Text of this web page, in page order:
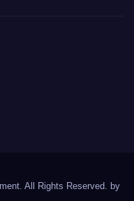
All Rights Reserved. by